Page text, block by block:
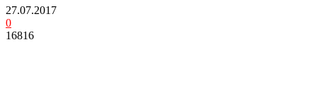
27.07.2017
0
16816